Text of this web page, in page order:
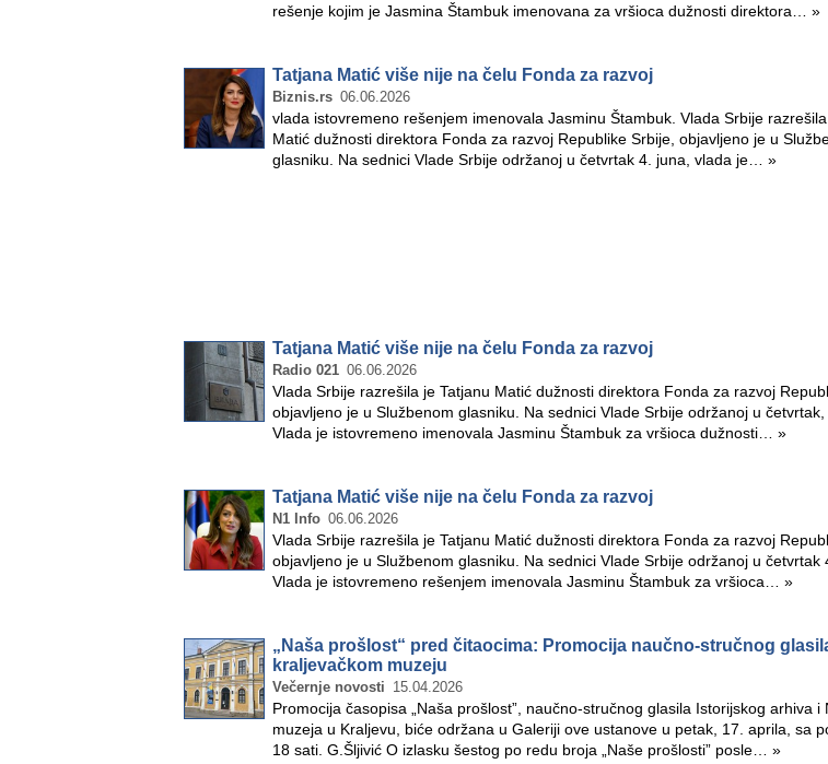
rešenje kojim je Jasmina Štambuk imenovana za vršioca dužnosti direktora… »
Tatjana Matić više nije na čelu Fonda za razvoj
Biznis.rs 06.06.2026
vlada istovremeno rešenjem imenovala Jasminu Štambuk. Vlada Srbije
Matić dužnosti direktora Fonda za razvoj Republike Srbije, objavljeno je u
glasniku. Na sednici Vlade Srbije održanoj u četvrtak 4. juna, vlada je… »
Tatjana Matić više nije na čelu Fonda za razvoj
Radio 021 06.06.2026
Vlada Srbije razrešila je Tatjanu Matić dužnosti direktora Fonda za razvoj
objavljeno je u Službenom glasniku. Na sednici Vlade Srbije održanoj u četvrtak,
Vlada je istovremeno imenovala Jasminu Štambuk za vršioca dužnosti… »
Tatjana Matić više nije na čelu Fonda za razvoj
N1 Info 06.06.2026
Vlada Srbije razrešila je Tatjanu Matić dužnosti direktora Fonda za razvoj
objavljeno je u Službenom glasniku. Na sednici Vlade Srbije održanoj u četvrtak
Vlada je istovremeno rešenjem imenovala Jasminu Štambuk za vršioca… »
„Naša prošlost“ pred čitaocima: Promocija naučno-stručnog
kraljevačkom muzeju
Večernje novosti 15.04.2026
Promocija časopisa „Naša prošlost”, naučno-stručnog glasila Istorijskog arhiva i
muzeja u Kraljevu, biće održana u Galeriji ove ustanove u petak, 17. aprila, sa
18 sati. G.Šljivić O izlasku šestog po redu broja „Naše prošlosti” posle… »